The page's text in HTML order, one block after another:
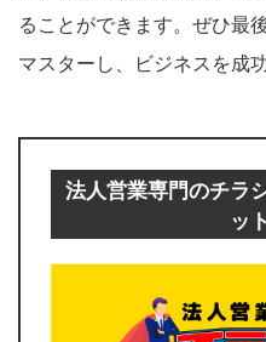
ることができます。ぜひ最
マスターし、ビジネスを成
法人営業専門のチラ
ッ